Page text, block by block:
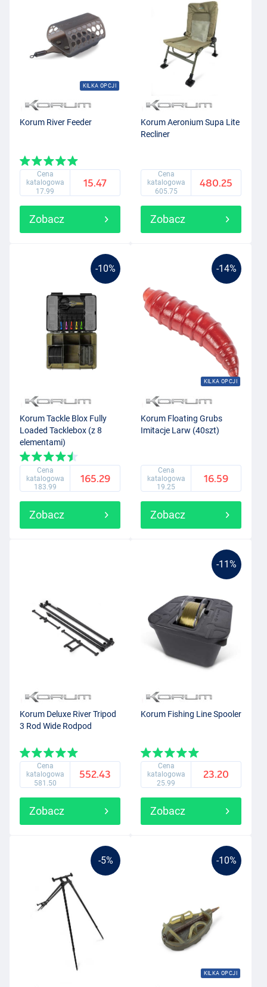
KILKA OPCJI
Korum River Feeder
Cena
katalogowa
17.99
15.47
Zobacz
Korum Aeronium Supa Lite
Recliner
Cena
katalogowa
605.75
480.25
Zobacz
-10%
Korum Tackle Blox Fully
Loaded Tacklebox (z 8
elementami)
Cena
katalogowa
183.99
165.29
Zobacz
-14%
KILKA OPCJI
Korum Floating Grubs
Imitacje Larw (40szt)
Cena
katalogowa
19.25
16.59
Zobacz
Korum Deluxe River Tripod
3 Rod Wide Rodpod
Cena
katalogowa
581.50
552.43
Zobacz
-11%
Korum Fishing Line Spooler
Cena
katalogowa
25.99
23.20
Zobacz
-5% -10%
KILKA OPCJI